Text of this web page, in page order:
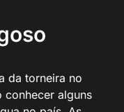
da torneira no
conhecer alguns